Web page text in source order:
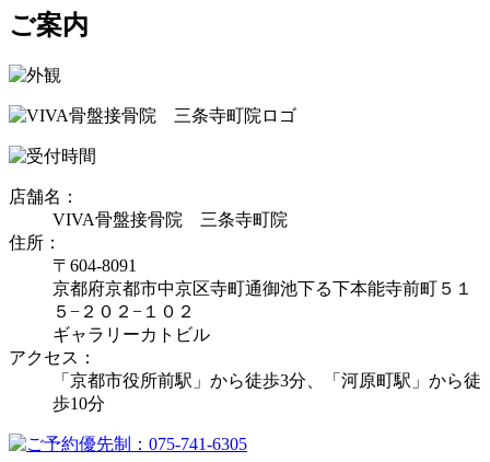
ご案内
店舗名：
VIVA骨盤接骨院 三条寺町院
住所：
〒604-8091
京都府京都市中京区寺町通御池下る下本能寺前町５１
５−２０２−１０２
ギャラリーカトビル
アクセス：
「京都市役所前駅」から徒歩3分、「河原町駅」から徒
歩10分